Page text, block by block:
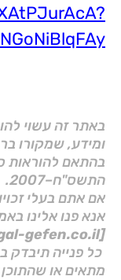
באתר זה עשוי
ומידע, שמקורו
התשס"ח–2007.
אם אתם בעלי
אנא פנו אלינו
[Manager@gal-gefen.co.il]
כל פנייה תיבדק
מתאים או